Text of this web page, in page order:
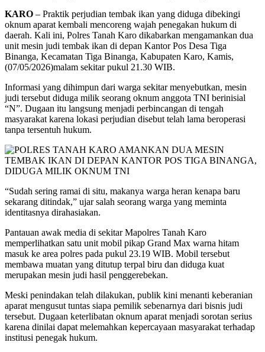
KARO – Praktik perjudian tembak ikan yang diduga dibekingi
oknum aparat kembali mencoreng wajah penegakan hukum di
daerah. Kali ini, Polres Tanah Karo dikabarkan mengamankan dua
unit mesin judi tembak ikan di depan Kantor Pos Desa Tiga
Binanga, Kecamatan Tiga Binanga, Kabupaten Karo, Kamis,
(07/05/2026)malam sekitar pukul 21.30 WIB.
Informasi yang dihimpun dari warga sekitar menyebutkan, mesin
judi tersebut diduga milik seorang oknum anggota TNI berinisial
“N”. Dugaan itu langsung menjadi perbincangan di tengah
masyarakat karena lokasi perjudian disebut telah lama beroperasi
tanpa tersentuh hukum.
“Sudah sering ramai di situ, makanya warga heran kenapa baru
sekarang ditindak,” ujar salah seorang warga yang meminta
identitasnya dirahasiakan.
Pantauan awak media di sekitar Mapolres Tanah Karo
memperlihatkan satu unit mobil pikap Grand Max warna hitam
masuk ke area polres pada pukul 23.19 WIB. Mobil tersebut
membawa muatan yang ditutup terpal biru dan diduga kuat
merupakan mesin judi hasil penggerebekan.
Meski penindakan telah dilakukan, publik kini menanti keberanian
aparat mengusut tuntas siapa pemilik sebenarnya dari bisnis judi
tersebut. Dugaan keterlibatan oknum aparat menjadi sorotan serius
karena dinilai dapat melemahkan kepercayaan masyarakat terhadap
institusi penegak hukum.